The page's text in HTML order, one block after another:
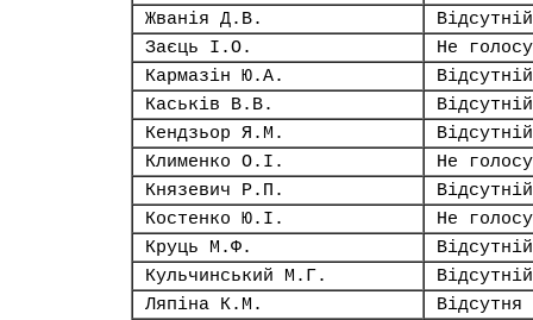
Жванія Д.В.
Відсутній
Заєць І.О.
Не
Кармазін Ю.А.
Відсутній
Каськів В.В.
Відсутній
Кендзьор Я.М.
Відсутній
Клименко О.І.
Не
Князевич Р.П.
Відсутній
Костенко Ю.І.
Не
Круць М.Ф.
Відсутній
Кульчинський М.Г.
Відсутній
Ляпіна К.М.
Відсутня